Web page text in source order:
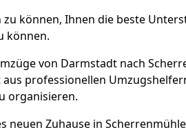
können, Ihnen die beste
können.
von Darmstadt nach
professionellen
organisieren.
neuen Zuhause in